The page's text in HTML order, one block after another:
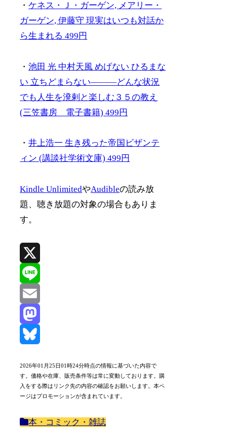
・ケネス・Ｊ・ガーゲン, メアリー・
ガーゲン, 伊藤守 現実はいつも対話か
ら生まれる 499円
・池田 光 中村天風 めげない ひるまな
い 立ちどまらない―――どんな状況
でも人生を溌剌と楽しむ３５の教え
(三笠書房 電子書籍) 499円
・井上浩一 生き残った帝国ビザンテ
ィン (講談社学術文庫) 499円
Kindle UnlimitedやAudibleの読み放
題、聴き放題の対象の場合もありま
す。
X
Line
Email
Mastodon
2026年01月25日01時24分時点の情報に基づいた内容で
す。価格や在庫、販売条件等は常に変動しております。購
入をする際はリンク先の内容の確認をお願いします。本ペ
ージはプロモーションが含まれています。
本・コミック・雑誌